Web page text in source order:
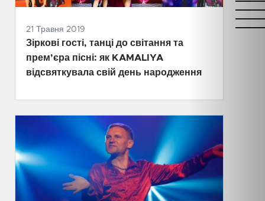
21 Травня 2019
Зіркові гості, танці до світання та
прем’єра пісні: як KAMALIYA
відсвяткувала свій день народження